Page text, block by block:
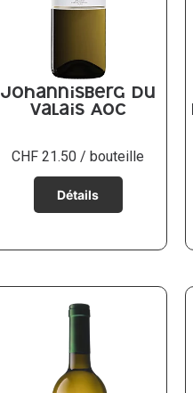
Johannisberg du
Valais AOC
CHF 21.50 / bouteille